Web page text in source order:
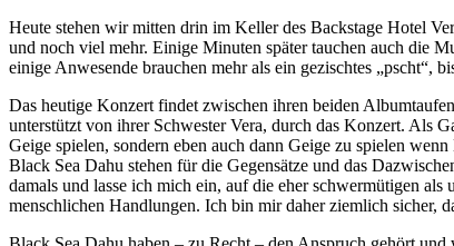
Heute stehen wir mitten drin im Keller des Backstage Hotel
und noch viel mehr. Einige Minuten später tauchen auch die
einige Anwesende brauchen mehr als ein gezischtes „pscht“,
Das heutige Konzert findet zwischen ihren beiden
unterstützt von ihrer Schwester Vera, durch das Konzert. Als
Geige spielen, sondern eben auch dann Geige zu spielen
Black Sea Dahu stehen für die Gegensätze und das
damals und lasse ich mich ein, auf die eher schwermütigen
menschlichen Handlungen. Ich bin mir daher ziemlich sicher,